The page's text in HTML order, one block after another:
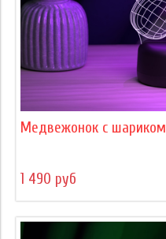
Медвежонок с шариком
1 490 руб